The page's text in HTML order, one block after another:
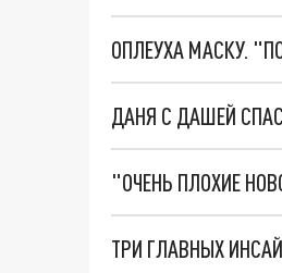
ОПЛЕУХА МАСКУ.
ДАНЯ С ДАШЕЙ